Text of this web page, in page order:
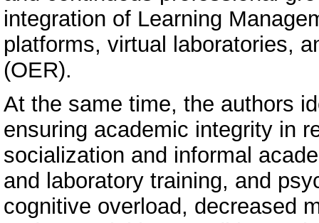
integration of Learning
platforms, virtual laboratories,
(OER).
At the same time, the authors
ensuring academic integrity in
socialization and informal
and laboratory training, and
cognitive overload, decreased